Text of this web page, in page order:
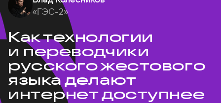
«ГЭС-2»
Как технологии
и переводчики
русского жестового
языка делают
интернет доступнее